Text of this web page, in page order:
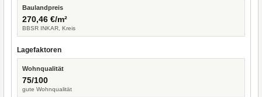
Baulandpreis
270,46 €/m²
BBSR INKAR, Kreis
Lagefaktoren
Wohnqualität
75/100
gute Wohnqualität